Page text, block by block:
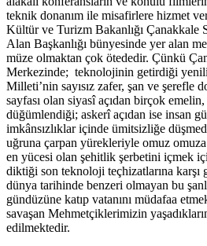
teknik donanım ile misafirlere hizmet
Kültür ve Turizm Bakanlığı Çanakkale
Alan Başkanlığı bünyesinde yer alan
müze olmaktan çok ötededir. Çünkü
Merkezinde; teknolojinin getirdiği
Milleti’nin sayısız zafer, şan ve şerefle
sayfası olan siyasî açıdan birçok
düğümlendiği; askerî açıdan ise insan
imkânsızlıklar içinde ümitsizliğe
uğruna çarpan yürekleriyle omuz omuza
en yücesi olan şehitlik şerbetini içmek
diktiği son teknoloji teçhizatlarına
dünya tarihinde benzeri olmayan bu
gündüzüne katıp vatanını müdafaa
savaşan Mehmetçiklerimizin
edilmektedir.